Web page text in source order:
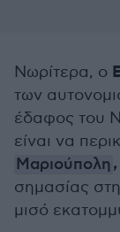
Νωρίτερα, ο
των
έδαφος του
είναι να
Μαριούπολη,
σημασίας
μισό